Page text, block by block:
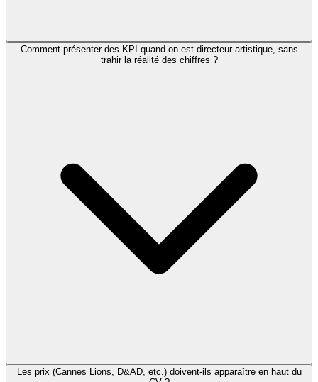
Comment présenter des KPI quand on est directeur-artistique, sans
trahir la réalité des chiffres ?
Les prix (Cannes Lions, D&AD, etc.) doivent-ils apparaître en haut du